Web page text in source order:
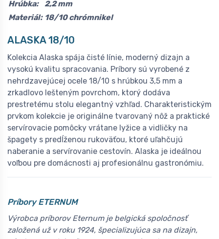
Hrúbka:
2,2 mm
Materiál: 18/10 chrómnikel
ALASKA 18/10
Kolekcia Alaska spája čisté línie, moderný dizajn a
vysokú kvalitu spracovania. Príbory sú vyrobené z
nehrdzavejúcej ocele 18/10 s hrúbkou 3,5 mm a
zrkadlovo lešteným povrchom, ktorý dodáva
prestretému stolu elegantný vzhľad. Charakteristickým
prvkom kolekcie je originálne tvarovaný nôž a praktické
servírovacie pomôcky vrátane lyžice a vidličky na
špagety s predĺženou rukoväťou, ktoré uľahčujú
naberanie a servírovanie cestovín. Alaska je ideálnou
voľbou pre domácnosti aj profesionálnu gastronómiu.
Príbory ETERNUM
Výrobca príborov Eternum je belgická spoločnosť
založená už v roku 1924, špecializujúca sa na dizajn,